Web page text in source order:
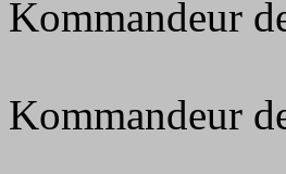
Kommandeur
Kommandeur